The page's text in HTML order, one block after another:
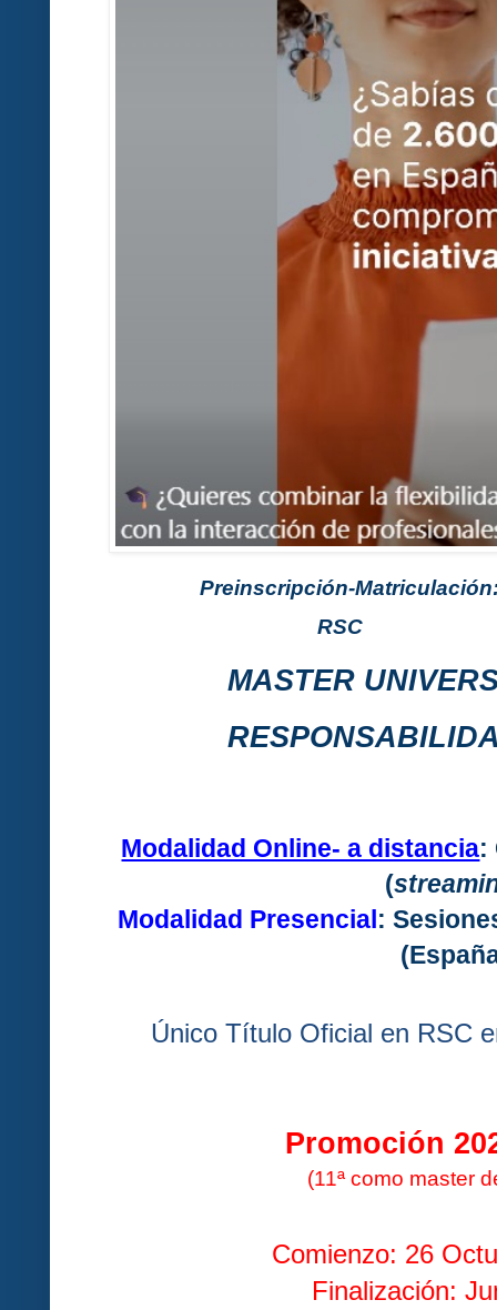
Preinscripción-Matriculación:
RSC
MASTER
Modalidad Online- a distancia:
(s
Modalidad Presencial :
Único Título Oficial en RSC
Promoción
(11ª como master
Comienzo: 26
Finalización: